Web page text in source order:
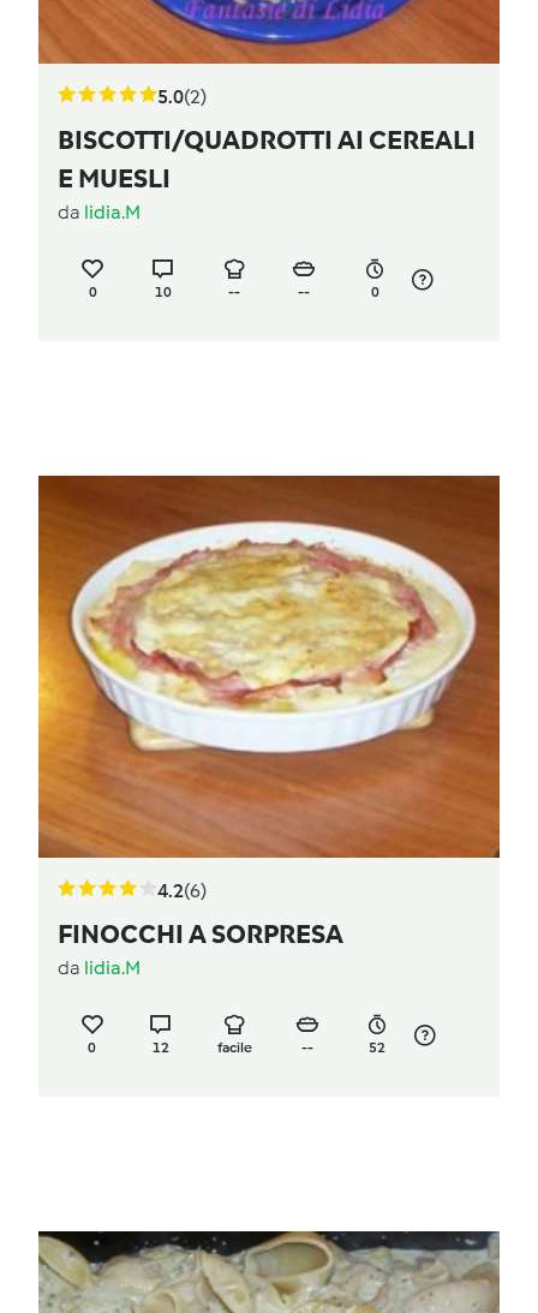
5.0(2)
BISCOTTI/QUADROTTI AI CEREALI
E MUESLI
da lidia.M
0 10 -- -- 0
4.2(6)
FINOCCHI A SORPRESA
da lidia.M
0 12 facile -- 52